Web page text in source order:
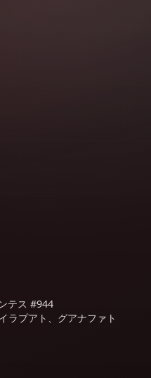
テス #944
プアト、グアナファト